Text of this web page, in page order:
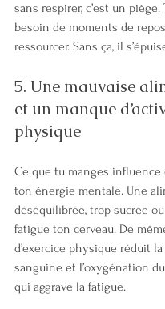
sans respirer, c’est un piège.
besoin de moments de
ressourcer. Sans ça, il
5. Une mauvaise
et un manque
physique
Ce que tu manges
ton énergie mentale. Une
déséquilibrée, trop sucrée
fatigue ton cerveau. De
d’exercice physique réduit
sanguine et l’oxygénation
qui aggrave la fatigue.